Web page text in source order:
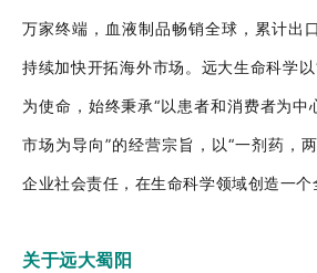
万家终端，血液制品畅销全球，累计出
持续加快开拓海外市场。远大生命科学
为使命，始终秉承“以患者和消费者为中
市场为导向”的经营宗旨，以“一剂药，
企业社会责任，在生命科学领域创造一个
关于远大蜀阳